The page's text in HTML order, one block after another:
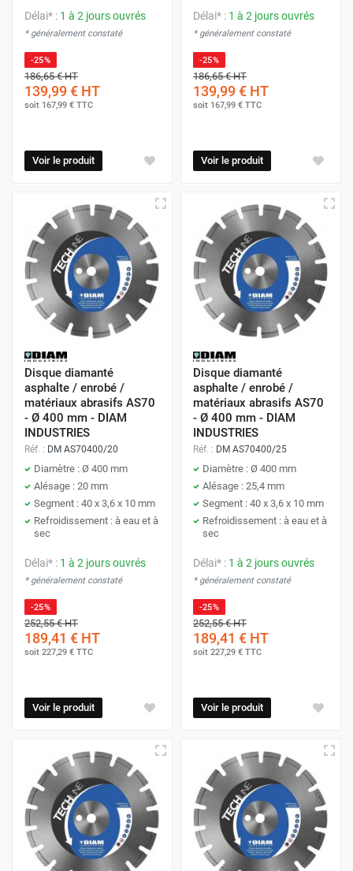
Délai* : 1 à 2 jours ouvrés
* généralement constaté
-25%
186,65 €HT
139,99 € HT
soit 167,99 € TTC
Voir le produit
Délai* : 1 à 2 jours ouvrés
* généralement constaté
-25%
186,65 €HT
139,99 € HT
soit 167,99 € TTC
Voir le produit
Disque diamanté
asphalte / enrobé /
matériaux abrasifs AS70
- Ø 400 mm - DIAM
INDUSTRIES
Réf. : DM AS70400/20
Diamètre : Ø 400 mm
Alésage : 20 mm
Segment : 40 x 3,6 x 10 mm
Refroidissement : à eau et à
sec
Délai* : 1 à 2 jours ouvrés
* généralement constaté
-25%
252,55 €HT
189,41 € HT
soit 227,29 € TTC
Voir le produit
Disque diamanté
asphalte / enrobé /
matériaux abrasifs AS70
- Ø 400 mm - DIAM
INDUSTRIES
Réf. : DM AS70400/25
Diamètre : Ø 400 mm
Alésage : 25,4 mm
Segment : 40 x 3,6 x 10 mm
Refroidissement : à eau et à
sec
Délai* : 1 à 2 jours ouvrés
* généralement constaté
-25%
252,55 €HT
189,41 € HT
soit 227,29 € TTC
Voir le produit